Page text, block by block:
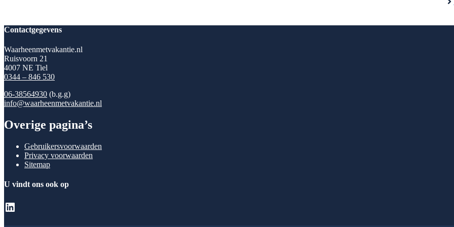
Contactgegevens
Waarheenmetvakantie.nl
Ruisvoorn 21
4007 NE Tiel
0344 – 846 530
06-38564930 (b.g.g)
info@waarheenmetvakantie.nl
Overige pagina’s
Gebruikersvoorwaarden
Privacy voorwaarden
Sitemap
U vindt ons ook op
LinkedIn